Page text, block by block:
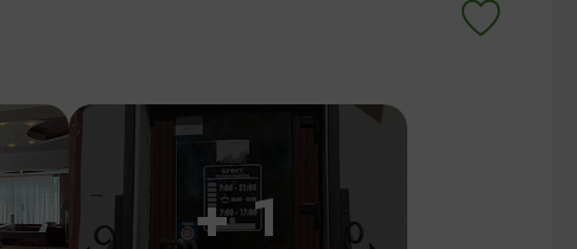
+ 1